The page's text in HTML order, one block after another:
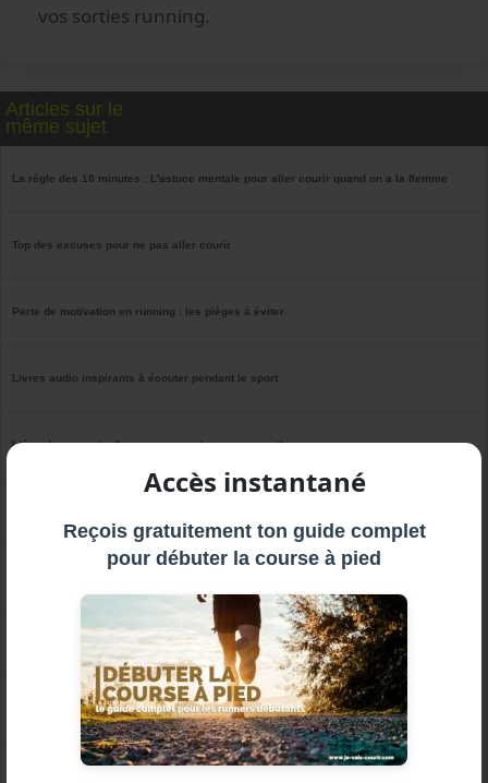
Accès instantané
Reçois gratuitement ton guide complet
pour débuter la course à pied
vos sorties running.
Articles sur le
même sujet
La règle des 10 minutes : L'astuce mentale pour aller courir quand on a la flemme
Top des excuses pour ne pas aller courir
Perte de motivation en running : les pièges à éviter
Livres audio inspirants à écouter pendant le sport
Idées de pancarte d'encouragement pour un marathon
Participer à une course virtuelle running
Application Run an Empire un jeu de stratégie pour faire du running